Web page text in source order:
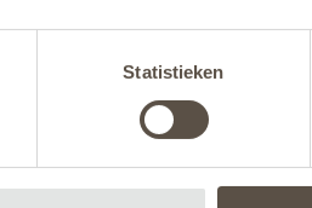
Statistieken